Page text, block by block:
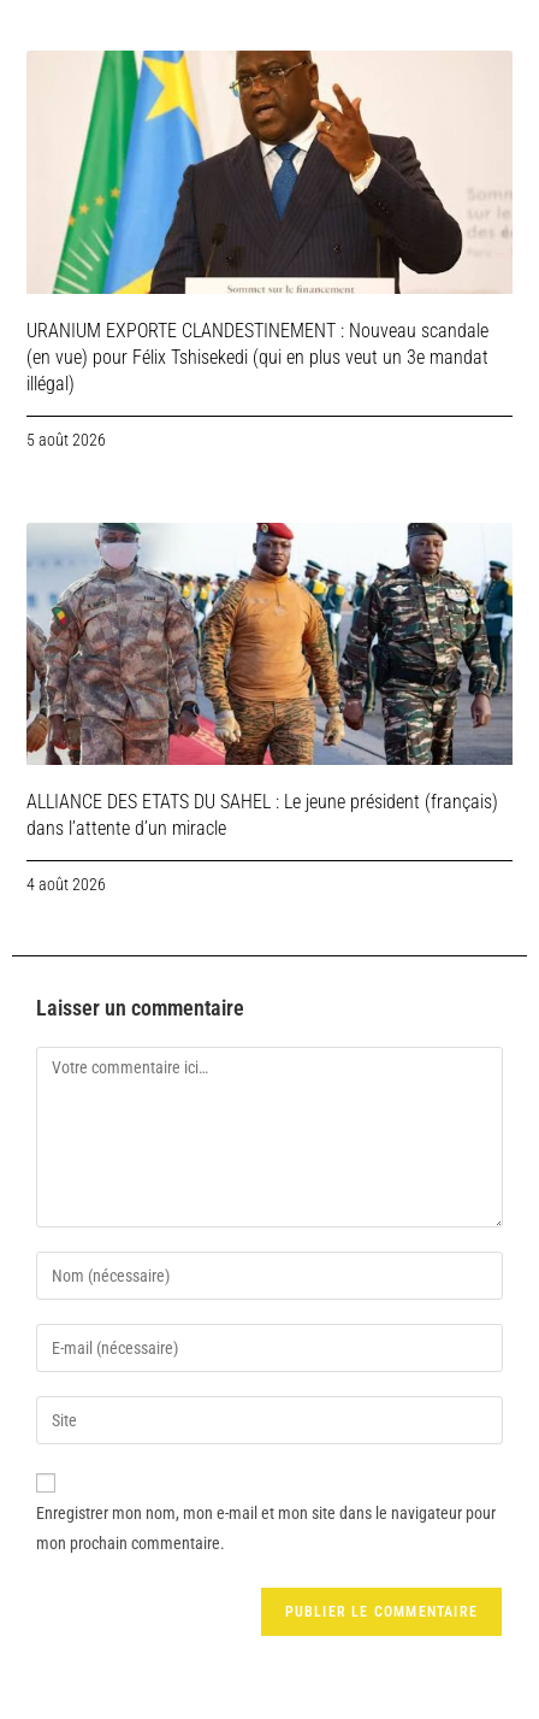
URANIUM EXPORTE CLANDESTINEMENT : Nouveau scandale
(en vue) pour Félix Tshisekedi (qui en plus veut un 3e mandat
illégal)
5 août 2026
ALLIANCE DES ETATS DU SAHEL : Le jeune président (français)
dans l’attente d’un miracle
4 août 2026
Laisser un commentaire
Enregistrer mon nom, mon e-mail et mon site dans le navigateur pour
mon prochain commentaire.